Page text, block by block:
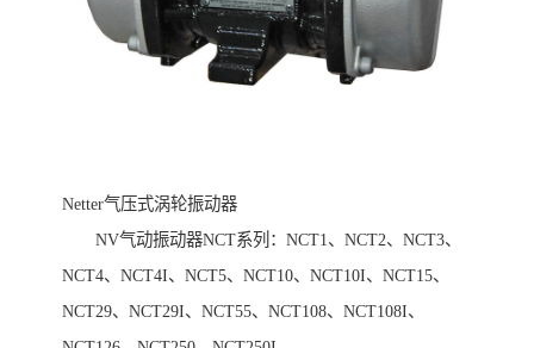
Netter气压式涡轮振动器
NV气动振动器NCT系列：NCT1、NCT2、NCT3、
NCT4、NCT4I、NCT5、NCT10、NCT10I、NCT15、
NCT29、NCT29I、NCT55、NCT108、NCT108I、